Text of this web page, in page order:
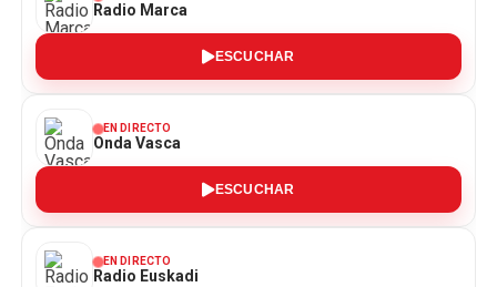
Radio Marca
ESCUCHAR
EN DIRECTO
Onda Vasca
ESCUCHAR
EN DIRECTO
Radio Euskadi